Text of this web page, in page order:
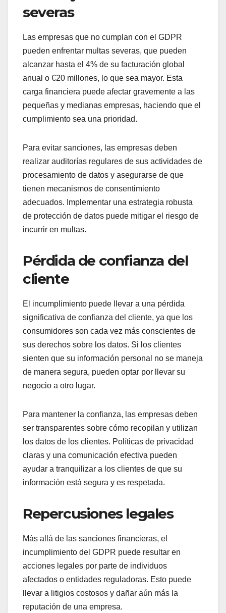
severas
Las empresas que no cumplan con el GDPR
pueden enfrentar multas severas, que pueden
alcanzar hasta el 4% de su facturación global
anual o €20 millones, lo que sea mayor. Esta
carga financiera puede afectar gravemente a las
pequeñas y medianas empresas, haciendo que el
cumplimiento sea una prioridad.
Para evitar sanciones, las empresas deben
realizar auditorías regulares de sus actividades de
procesamiento de datos y asegurarse de que
tienen mecanismos de consentimiento
adecuados. Implementar una estrategia robusta
de protección de datos puede mitigar el riesgo de
incurrir en multas.
Pérdida de confianza del
cliente
El incumplimiento puede llevar a una pérdida
significativa de confianza del cliente, ya que los
consumidores son cada vez más conscientes de
sus derechos sobre los datos. Si los clientes
sienten que su información personal no se maneja
de manera segura, pueden optar por llevar su
negocio a otro lugar.
Para mantener la confianza, las empresas deben
ser transparentes sobre cómo recopilan y utilizan
los datos de los clientes. Políticas de privacidad
claras y una comunicación efectiva pueden
ayudar a tranquilizar a los clientes de que su
información está segura y es respetada.
Repercusiones legales
Más allá de las sanciones financieras, el
incumplimiento del GDPR puede resultar en
acciones legales por parte de individuos
afectados o entidades reguladoras. Esto puede
llevar a litigios costosos y dañar aún más la
reputación de una empresa.